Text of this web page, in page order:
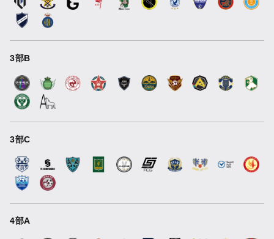
3部B
3部C
4部A